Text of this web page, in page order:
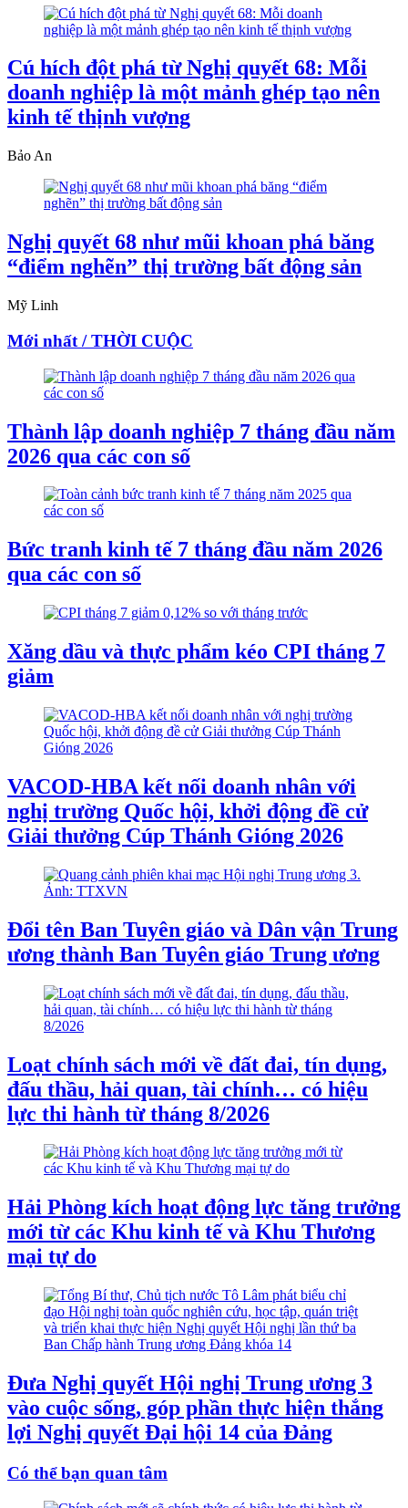
Cú hích đột phá từ Nghị quyết 68: Mỗi
doanh nghiệp là một mảnh ghép tạo nên
kinh tế thịnh vượng
Bảo An
Nghị quyết 68 như mũi khoan phá băng
“điểm nghẽn” thị trường bất động sản
Mỹ Linh
Mới nhất / THỜI CUỘC
Thành lập doanh nghiệp 7 tháng đầu năm
2026 qua các con số
Bức tranh kinh tế 7 tháng đầu năm 2026
qua các con số
Xăng dầu và thực phẩm kéo CPI tháng 7
giảm
VACOD-HBA kết nối doanh nhân với
nghị trường Quốc hội, khởi động đề cử
Giải thưởng Cúp Thánh Gióng 2026
Đổi tên Ban Tuyên giáo và Dân vận Trung
ương thành Ban Tuyên giáo Trung ương
Loạt chính sách mới về đất đai, tín dụng,
đấu thầu, hải quan, tài chính… có hiệu
lực thi hành từ tháng 8/2026
Hải Phòng kích hoạt động lực tăng trưởng
mới từ các Khu kinh tế và Khu Thương
mại tự do
Đưa Nghị quyết Hội nghị Trung ương 3
vào cuộc sống, góp phần thực hiện thắng
lợi Nghị quyết Đại hội 14 của Đảng
Có thể bạn quan tâm